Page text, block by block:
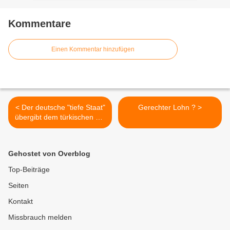
Kommentare
Einen Kommentar hinzufügen
< Der deutsche "tiefe Staat"
übergibt dem türkischen ein
neues Opfer
Gerechter Lohn ? >
Gehostet von Overblog
Top-Beiträge
Seiten
Kontakt
Missbrauch melden